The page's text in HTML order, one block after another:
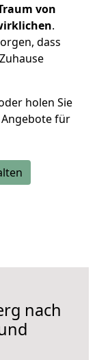
von
.
dass
holen Sie
für
nach